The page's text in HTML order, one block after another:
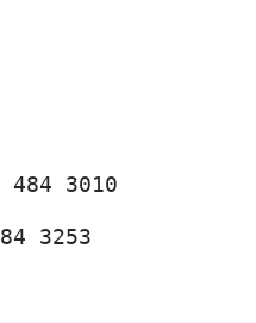
3010
3253